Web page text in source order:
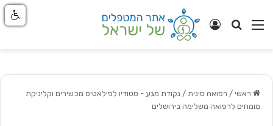
ניווט באתר
חפש התחבר
ראשי / רפואה סינית / נקודת מגע - סטודיו לפילאטיס מכשירים וקליניקת
מומחים לרפואה משלימה בירושלים